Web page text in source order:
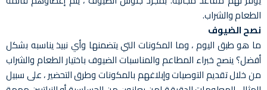
الطعام والشراب.
نصح الضيوف
ما هو طبق اليوم ، وما المكونات التي يتضمنها وأي نبيذ يناسبه بشكل
أفضل؟ ينصح خبراء المطاعم والمناسبات الضيوف باختيار الطعام والشراب
من خلال تقديم التوصيات وإبلاغهم بالمكونات وطرق التحضير ، على سبيل